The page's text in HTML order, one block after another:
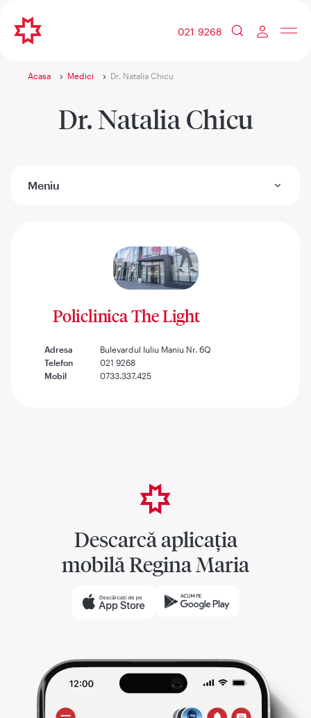
021 9268
Acasa Medici Dr. Natalia Chicu
Dr. Natalia Chicu
Meniu
Policlinica The Light
Adresa
Bulevardul Iuliu Maniu Nr. 6Q
Telefon
021 9268
Mobil
0733.337.425
Descarcă aplicația
mobilă Regina Maria